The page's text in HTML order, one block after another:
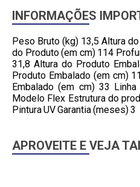
INFORMAÇÕES
Peso Bruto (kg) 13,5 Altura
do Produto (em cm) 114
31,8 Altura do Produto
Produto Embalado (em cm)
Embalado (em cm) 33
Modelo Flex Estrutura do
Pintura UV Garantia (meses) 3
APROVEITE E VEJA